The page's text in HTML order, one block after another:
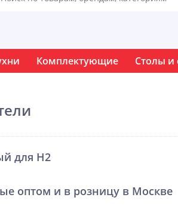
Комплектующие Столы и
для H2
оптом и в розницу в Москве